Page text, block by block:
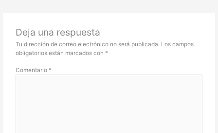
Deja una respuesta
Tu dirección de correo electrónico no será publicada. Los campos
obligatorios están marcados con *
Comentario *